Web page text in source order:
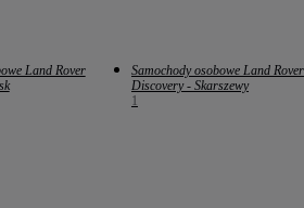
Land Rover
Samochody osobowe Land Rover
Discovery - Skarszewy
1